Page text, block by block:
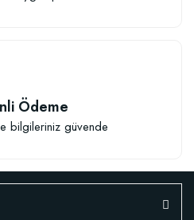
Ödeme
bilgileriniz güvende